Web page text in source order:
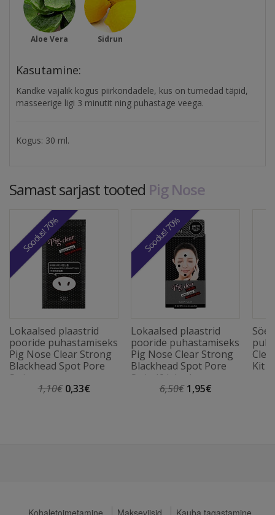
Aloe Vera Sidrun
Kasutamine:
Kandke vajalik kogus piirkondadele, kus on tumedad täpid,
masseerige ligi 3 minutit ning puhastage veega.
Kogus: 30 ml.
Samast sarjast tooted Pig Nose
Soodus! 70%
Lokaalsed plaastrid
pooride puhastamiseks
Pig Nose Clear Strong
Blackhead Spot Pore
Strip
1,10€0,33€
Soodus! 70%
Lokaalsed plaastrid
pooride puhastamiseks
Pig Nose Clear Strong
Blackhead Spot Pore
Strip (6 lehte)
6,50€1,95€
Kit
Kohaletoimetamine Makseviisid Kauba tagastamine